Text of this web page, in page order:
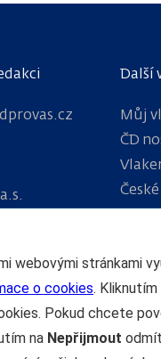
Další
Můj
ČD
webovými stránkami
o cookies. Kliknutím
Pokud chcete
na Nepřijmout